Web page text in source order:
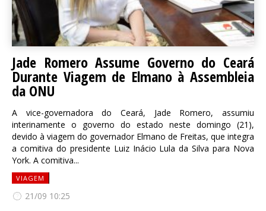
Jade Romero Assume Governo do Ceará
Durante Viagem de Elmano à Assembleia
da ONU
A vice-governadora do Ceará, Jade Romero, assumiu
interinamente o governo do estado neste domingo (21),
devido à viagem do governador Elmano de Freitas, que integra
a comitiva do presidente Luiz Inácio Lula da Silva para Nova
York. A comitiva...
VIAGEM
21/09 10:25